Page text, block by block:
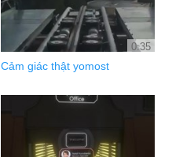
0:35
Cảm giác thật yomost